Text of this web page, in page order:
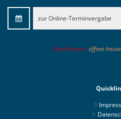
zur Online-Terminvergabe
Klicken, um weitere
Geschlossen: öffnet